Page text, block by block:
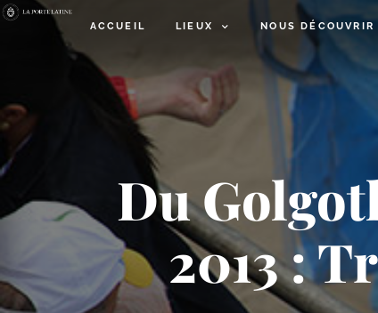
ACCUEIL LIEUX NOUS DÉCOUVRIR
Du
2013 :